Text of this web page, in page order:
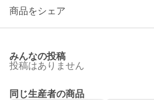
商品をシェア
みんなの投稿
投稿はありません
同じ生産者の商品